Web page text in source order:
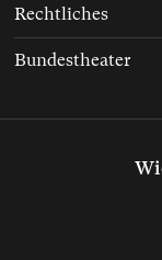
Rechtliches
Bundestheater